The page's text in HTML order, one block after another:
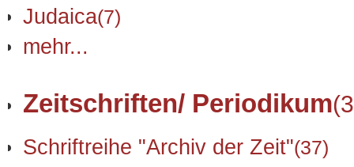
Judaica(7)
mehr...
Zeitschriften/ Periodikum
Schriftreihe "Archiv der Zeit"(37)